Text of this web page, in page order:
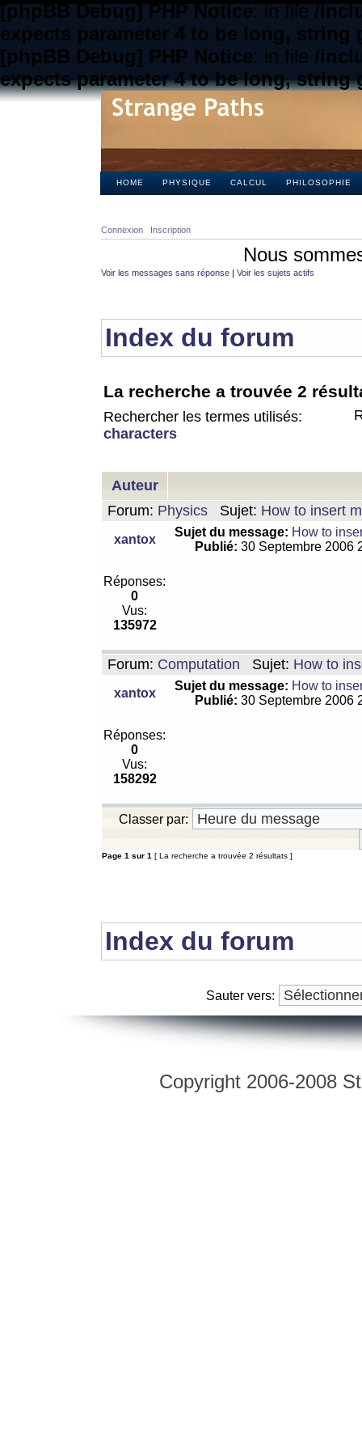
[phpBB Debug] PHP Notice: in file/
expects parameter 4 to be long, string
[phpBB Debug] PHP Notice: in file /
expects parameter 4 to be long, string
HOME PHYSIQUE CALCUL PHILOSOPHIE
Connexion Inscription
Nous
Voir les messages sans réponse | Voir les sujets actifs
Index du forum
La recherche a trouvée 2
Rechercher les termes utilisés:
characters
Auteur
Forum: Physics Sujet: How to insert
xantox
Sujet du message: How to
Publié: 30 Septembre 2006
Réponses:
0
Vus:
135972
Forum: Computation Sujet: How to
xantox
Sujet du message: How to
Publié: 30 Septembre 2006
Réponses:
0
Vus:
158292
Classer par:
Page 1 sur 1 [ La recherche a trouvée 2 résultats ]
Index du forum
Sauter vers:
Copyright 2006-2008